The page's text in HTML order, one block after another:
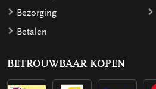
Bezorging
Betalen
BETROUWBAAR KOPEN